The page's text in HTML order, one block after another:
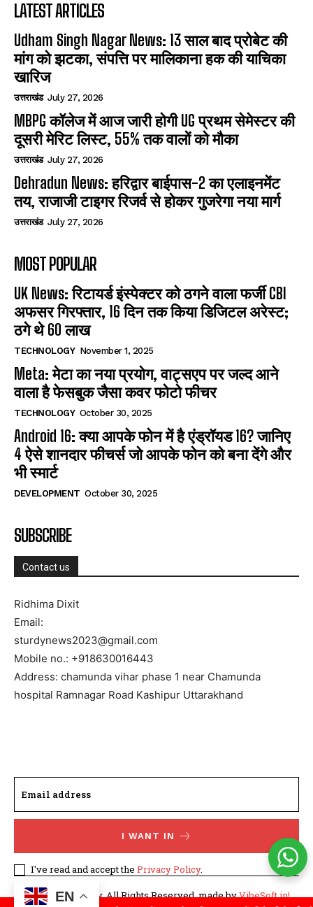
LATEST ARTICLES
Udham Singh Nagar News: 13 साल बाद प्रोबेट की
मांग को झटका, संपत्ति पर मालिकाना हक की याचिका
खारिज
उत्तराखंड July 27, 2026
MBPG कॉलेज में आज जारी होगी UG प्रथम सेमेस्टर की
दूसरी मेरिट लिस्ट, 55% तक वालों को मौका
उत्तराखंड July 27, 2026
Dehradun News: हरिद्वार बाईपास-2 का एलाइनमेंट
तय, राजाजी टाइगर रिजर्व से होकर गुजरेगा नया मार्ग
उत्तराखंड July 27, 2026
MOST POPULAR
UK News: रिटायर्ड इंस्पेक्टर को ठगने वाला फर्जी CBI
अफसर गिरफ्तार, 16 दिन तक किया डिजिटल अरेस्ट;
ठगे थे 60 लाख
TECHNOLOGY November 1, 2025
Meta: मेटा का नया प्रयोग, वाट्सएप पर जल्द आने
वाला है फेसबुक जैसा कवर फोटो फीचर
TECHNOLOGY October 30, 2025
Android 16: क्या आपके फोन में है एंड्रॉयड 16? जानिए
4 ऐसे शानदार फीचर्स जो आपके फोन को बना देंगे और
भी स्मार्ट
DEVELOPMENT October 30, 2025
SUBSCRIBE
Contact us
Ridhima Dixit
Email:
sturdynews2023@gmail.com
Mobile no.: +918630016443
Address: chamunda vihar phase 1 near Chamunda
hospital Ramnagar Road Kashipur Uttarakhand
I WANT IN
I've read and accept the Privacy Policy.
©WhatTodayNew. All Rights Reserved. made byVibeSoft.in!
EN